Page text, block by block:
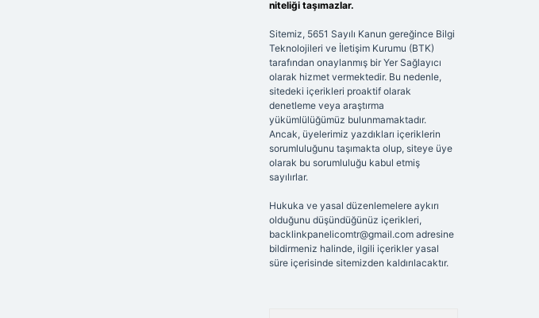
niteliği taşımazlar.
Sitemiz, 5651 Sayılı Kanun gereğince Bilgi
Teknolojileri ve İletişim Kurumu (BTK)
tarafından onaylanmış bir Yer Sağlayıcı
olarak hizmet vermektedir. Bu nedenle,
sitedeki içerikleri proaktif olarak
denetleme veya araştırma
yükümlülüğümüz bulunmamaktadır.
Ancak, üyelerimiz yazdıkları içeriklerin
sorumluluğunu taşımakta olup, siteye üye
olarak bu sorumluluğu kabul etmiş
sayılırlar.
Hukuka ve yasal düzenlemelere aykırı
olduğunu düşündüğünüz içerikleri,
backlinkpanelicomtr@gmail.comadresine
bildirmeniz halinde, ilgili içerikler yasal
süre içerisinde sitemizden kaldırılacaktır.